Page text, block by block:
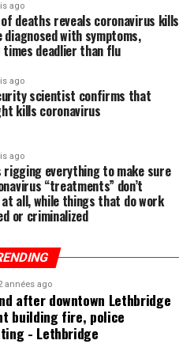
ago
of deaths reveals coronavirus kills
with symptoms,
times deadlier than flu
ago
scientist confirms that
kills coronavirus
ago
rigging everything to make sure
“treatments” don’t
all, while things that do work
or criminalized
années ago
after downtown Lethbridge
building fire, police
- Lethbridge